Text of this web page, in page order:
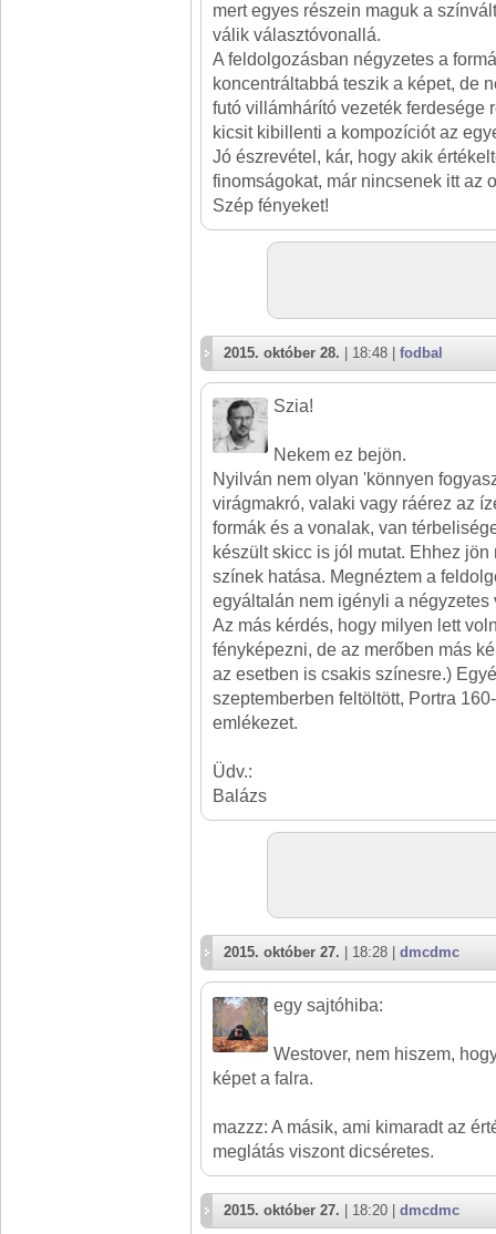
mert egyes részein maguk a
válik választóvonallá.
A feldolgozásban négyzetes a
koncentráltabbá teszik a képet, de
futó villámhárító vezeték ferdesége
kicsit kibillenti a kompozíciót az
Jó észrevétel, kár, hogy akik
finomságokat, már nincsenek itt az
Szép fényeket!
2015. október 28. | 18:48 | fodbal
Szia!
Nekem ez bejön.
Nyilván nem olyan 'könnyen
virágmakró, valaki vagy ráérez az
formák és a vonalak, van
készült skicc is jól mutat. Ehhez
színek hatása. Megnéztem a
egyáltalán nem igényli a négyzetes
Az más kérdés, hogy milyen lett
fényképezni, de az merőben más
az esetben is csakis színesre.)
szeptemberben feltöltött, Portra
emlékezet.
Üdv.:
Balázs
2015. október 27. | 18:28 | dmcdmc
egy sajtóhiba:
Westover, nem hiszem,
képet a falra.
mazzz: A másik, ami kimaradt az
meglátás viszont dicséretes.
2015. október 27. | 18:20 | dmcdmc